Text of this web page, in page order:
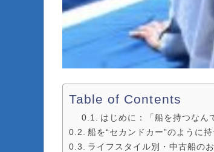
Table of Contents
はじめに：「船を持つな
船を“セカンドカー”のように
ライフスタイル別・中古船の